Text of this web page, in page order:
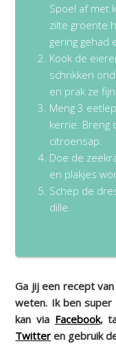
Spoel af met
zilte groente
gering gehad
Kook de
schrikken
en prak ze
Meng 3
kerrie. Breng
citroensap.
Doe de
en plakjes
Schep de
dille.
Ga jij een recept
weten. Ik ben super
kan via Facebook,
Twitter en gebruik